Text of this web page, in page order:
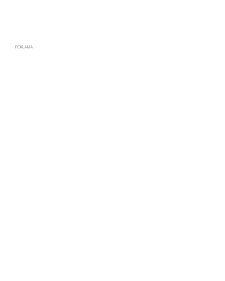
REKLAMA